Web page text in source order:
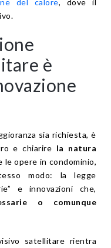
del calore, dove il
è
sia richiesta, è
e chiarire la natura
le opere in condominio,
modo: la legge
e innovazioni che,
o comunque
satellitare rientra